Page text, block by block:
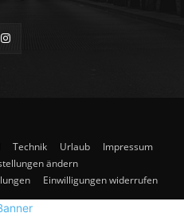
Technik Urlaub
Impressum
ändern
Einwilligungen widerrufen